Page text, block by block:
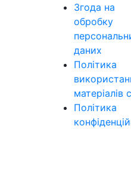
Згода на
обробку
даних
Політика
матеріалів
Політика